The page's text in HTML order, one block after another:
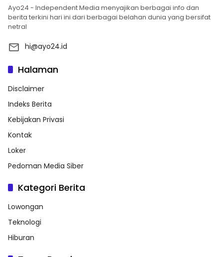
Ayo24 - Independent Media menyajikan berbagai info dan
berita terkini hari ini dari berbagai belahan dunia yang bersifat
netral
hi@ayo24.id
Halaman
Disclaimer
Indeks Berita
Kebijakan Privasi
Kontak
Loker
Pedoman Media Siber
Kategori Berita
Lowongan
Teknologi
Hiburan